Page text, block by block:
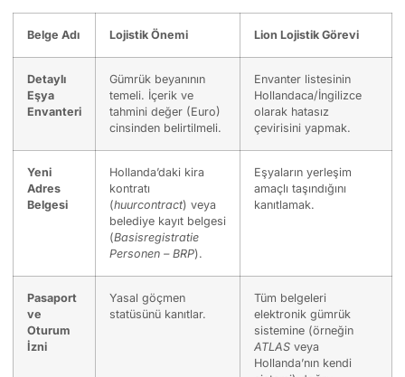
Belge Adı Lojistik Önemi Lion Lojistik Görevi
Detaylı
Eşya
Envanteri
Gümrük beyanının
temeli. İçerik ve
tahmini değer (Euro)
cinsinden belirtilmeli.
Envanter listesinin
Hollandaca/İngilizce
olarak hatasız
çevirisini yapmak.
Yeni
Adres
Belgesi
Hollanda’daki kira
kontratı
(huurcontract) veya
belediye kayıt belgesi
(Basisregistratie
Personen – BRP).
Eşyaların yerleşim
amaçlı taşındığını
kanıtlamak.
Pasaport
ve
Oturum
İzni
Yasal göçmen
statüsünü kanıtlar.
Tüm belgeleri
elektronik gümrük
sistemine (örneğin
ATLAS veya
Hollanda’nın kendi